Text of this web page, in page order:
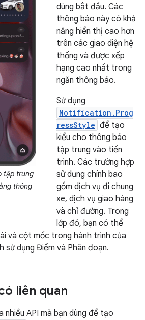
tập trung
thông
dùng bắt đầu. Các
thông báo này có khả
năng hiển thị cao hơn
trên các giao diện hệ
thống và được xếp
hạng cao nhất trong
ngăn thông báo.
Sử dụng
Notification.Prog
ressStyle để tạo
kiểu cho thông báo
tập trung vào tiến
trình. Các trường hợp
sử dụng chính bao
gồm dịch vụ đi chung
xe, dịch vụ giao hàng
và chỉ đường. Trong
lớp đó, bạn có thể
và cột mốc trong hành trình của
sử dụng Điểm và Phân đoạn.
liên quan
nhiều API mà bạn dùng để tạo